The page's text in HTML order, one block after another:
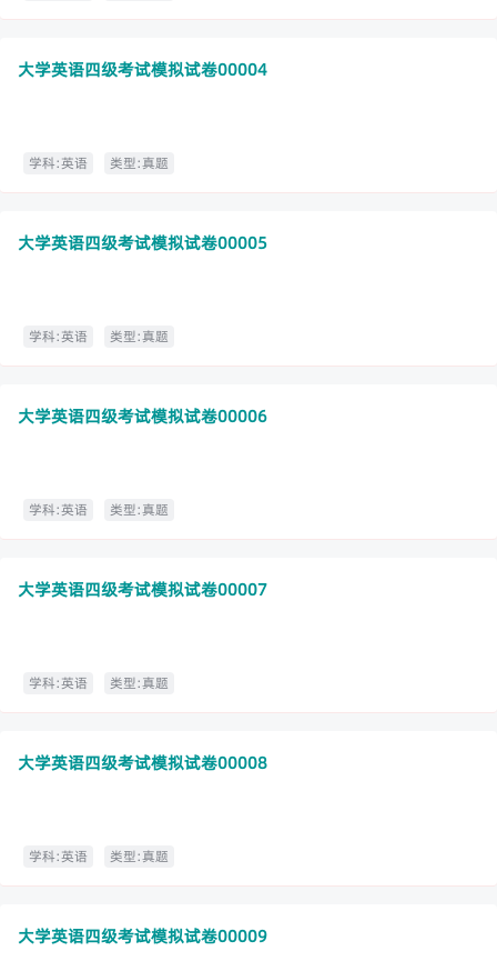
大学英语四级考试模拟试卷00004
学科:英语 类型:真题
大学英语四级考试模拟试卷00005
学科:英语 类型:真题
大学英语四级考试模拟试卷00006
学科:英语 类型:真题
大学英语四级考试模拟试卷00007
学科:英语 类型:真题
大学英语四级考试模拟试卷00008
学科:英语 类型:真题
大学英语四级考试模拟试卷00009